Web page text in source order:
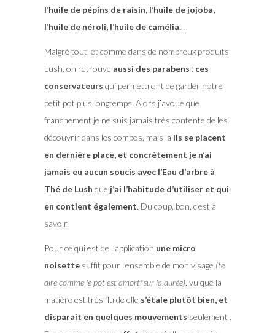
l’huile de pépins de raisin, l’huile de jojoba,
l’huile de néroli, l’huile de camélia...
Malgré tout, et comme dans de nombreux produits
Lush, on retrouve aussi des parabens : ces
conservateurs qui permettront de garder notre
petit pot plus longtemps. Alors j’avoue que
franchement je ne suis jamais très contente de les
découvrir dans les compos, mais là ils se placent
en dernière place, et concrètement je n’ai
jamais eu aucun soucis avec l’Eau d’arbre à
Thé de Lush que j’ai l’habitude d’utiliser et qui
en contient également. Du coup, bon, c’est à
savoir.
Pour ce qui est de l’application une micro
noisettesuffit pour l’ensemble de mon visage (te
dire comme le pot est amorti sur la durée) , vu que la
matière est très fluide elle s’étale plutôt bien, et
disparait en quelques mouvements seulement .